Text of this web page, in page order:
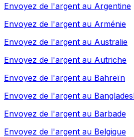
Envoyez de l'argent au Argentine
Envoyez de l'argent au Arménie
Envoyez de l'argent au Australie
Envoyez de l'argent au Autriche
Envoyez de l'argent au Bahreïn
Envoyez de l'argent au
Envoyez de l'argent au Barbade
Envoyez de l'argent au Belgique